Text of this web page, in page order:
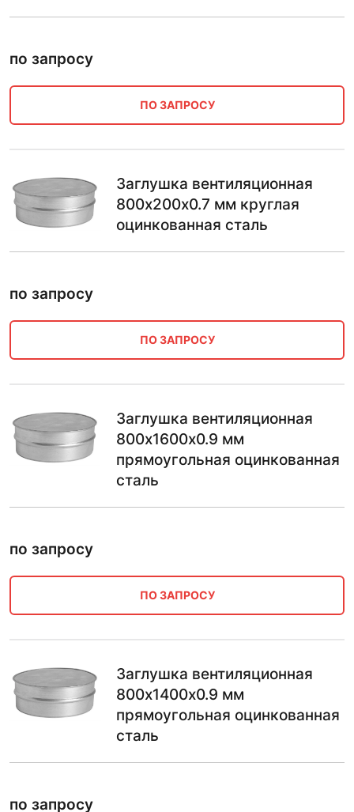
по запросу
ПО ЗАПРОСУ
Заглушка вентиляционная
800х200х0.7 мм круглая
оцинкованная сталь
по запросу
ПО ЗАПРОСУ
Заглушка вентиляционная
800х1600х0.9 мм
прямоугольная оцинкованная
сталь
по запросу
ПО ЗАПРОСУ
Заглушка вентиляционная
800х1400х0.9 мм
прямоугольная оцинкованная
сталь
по запросу